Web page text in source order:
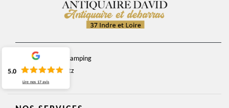
chemin du camping
37270 Veretz
5.0
Lire nos 17 avis